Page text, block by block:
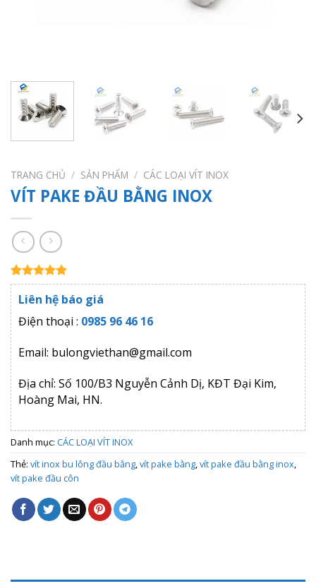
TRANG CHỦ / SẢN PHẨM / CÁC LOẠI VÍT INOX
VÍT PAKE ĐẦU BẰNG INOX
5.00trên 5
dựa trên
1
đánh giá
Liên hệ báo giá
Điện thoại : 0985 96 46 16
Email: bulongviethan@gmail.com
Địa chỉ: Số 100/B3 Nguyễn Cảnh Dị, KĐT Đại Kim,
Hoàng Mai, HN.
Danh mục: CÁC LOẠI VÍT INOX
Thẻ: vít inox bu lông đầu bằng,vít pake bằng,vít pake đầu bằng inox,
vít pake đầu côn